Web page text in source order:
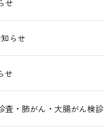
らせ
せ
査・肺がん・大腸がん検診